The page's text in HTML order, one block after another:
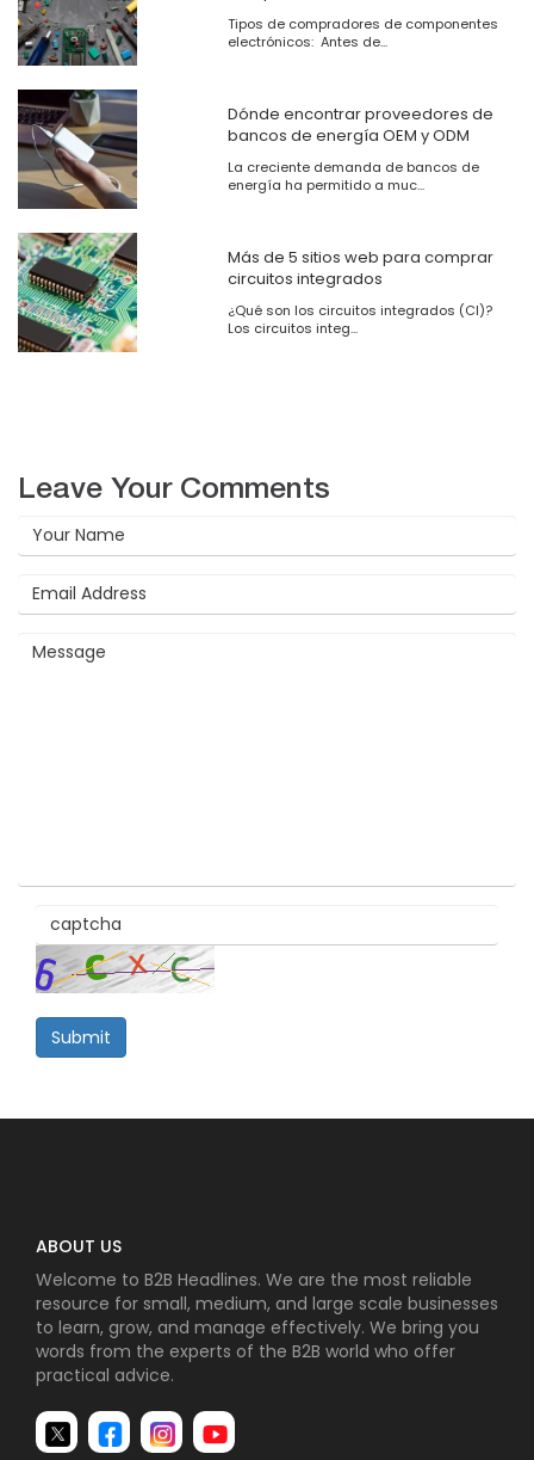
Tipos de compradores de componentes
electrónicos: Antes de...
Dónde encontrar proveedores de
bancos de energía OEM y ODM
La creciente demanda de bancos de
energía ha permitido a muc...
Más de 5 sitios web para comprar
circuitos integrados
¿Qué son los circuitos integrados (CI)?
Los circuitos integ...
Leave Your Comments
Submit
ABOUT US
Welcome to B2B Headlines. We are the most reliable
resource for small, medium, and large scale businesses
to learn, grow, and manage effectively. We bring you
words from the experts of the B2B world who offer
practical advice.